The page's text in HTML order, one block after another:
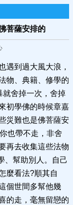
菩薩安排的
遇到過大風大浪，
物、典籍、修學的
就舍掉一次，舍掉
初學佛的時候章嘉
災難也是佛菩薩安
也帶不走，非舍
再去收集這些法物
、幫助別人。自己
麼看法?順其自
個世間多幫他幾
的走，毫無留戀的